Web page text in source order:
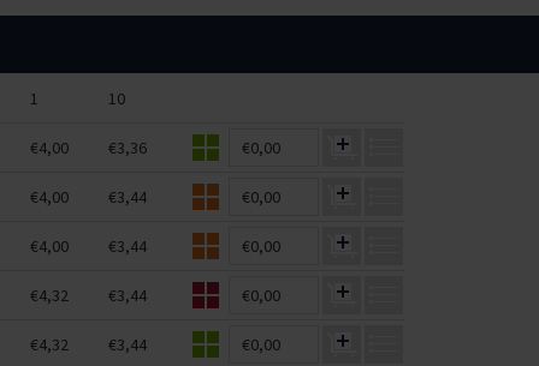
1 10
€4,00 €3,36 €0,00
€4,00 €3,44 €0,00
€4,00 €3,44 €0,00
€4,32 €3,44 €0,00
€4,32 €3,44 €0,00